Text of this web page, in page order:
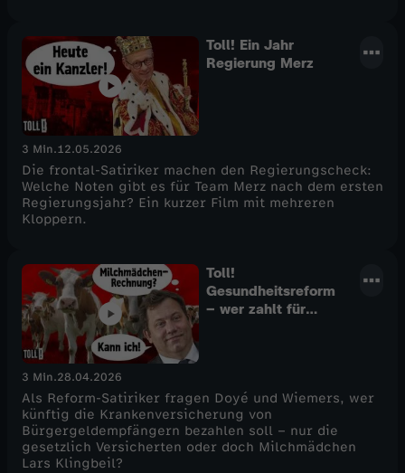
Toll! Ein Jahr
Regierung Merz
3 Min.12.05.2026
Die frontal-Satiriker machen den Regierungscheck:
Welche Noten gibt es für Team Merz nach dem ersten
Regierungsjahr? Ein kurzer Film mit mehreren
Kloppern.
Toll!
Gesundheitsreform
– wer zahlt für
3 Min.28.04.2026
Als Reform-Satiriker fragen Doyé und Wiemers, wer
künftig die Krankenversicherung von
Bürgergeldempfängern bezahlen soll – nur die
gesetzlich Versicherten oder doch Milchmädchen
Lars Klingbeil?